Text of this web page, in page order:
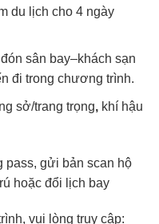
du lịch cho 4 ngày
sân bay–khách sạn
đi trong chương trình.
sở/trang trọng,khí hậu
pass, gửi bản scan hộ
hoặc đổi lịch bay
vui lòng truy cập: